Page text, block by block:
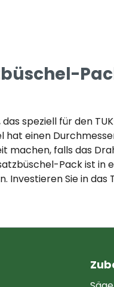
speziell für den
einen
machen, falls das
Pack ist
Sie in